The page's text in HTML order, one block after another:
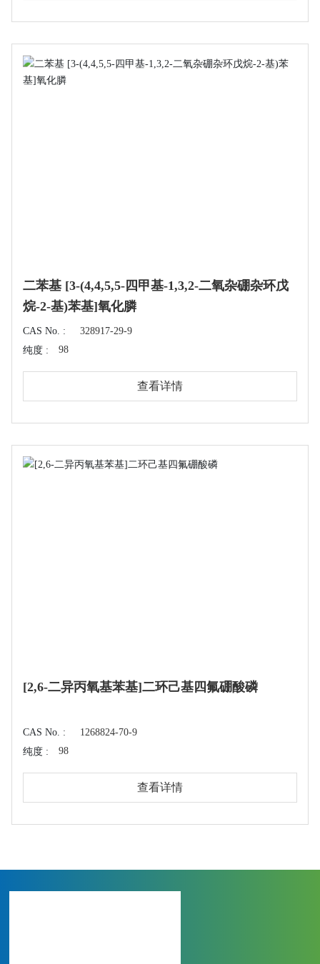
二苯基 [3-(4,4,5,5-四甲基-1,3,2-二氧杂硼杂环戊
烷-2-基)苯基]氧化膦
CAS No. :
328917-29-9
纯度 :
98
查看详情
[2,6-二异丙氧基苯基]二环己基四氟硼酸磷
CAS No. :
1268824-70-9
纯度 :
98
查看详情